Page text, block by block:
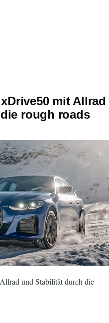
mit Allrad
rough roads
und Stabilität durch die